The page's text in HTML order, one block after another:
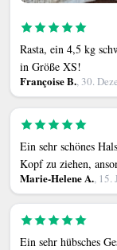
Rasta, ein 4,5 kg
in Größe XS!
Françoise B., 30.
Ein sehr schönes
Kopf zu ziehen,
Marie-Helene A., 15.
Ein sehr hübsches